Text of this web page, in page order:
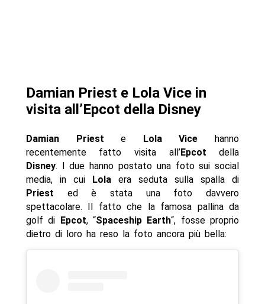
Damian Priest e Lola Vice in
visita all’Epcot della Disney
Damian Priest e Lola Vice hanno
recentemente fatto visita all’Epcot della
Disney. I due hanno postato una foto sui social
media, in cui
Lolaera seduta sulla spalla di
Priest ed è stata una foto davvero
spettacolare. Il fatto che la famosa pallina da
golf di
Epcot, “Spaceship Earth“, fosse proprio
dietro di loro ha reso la foto ancora più bella: